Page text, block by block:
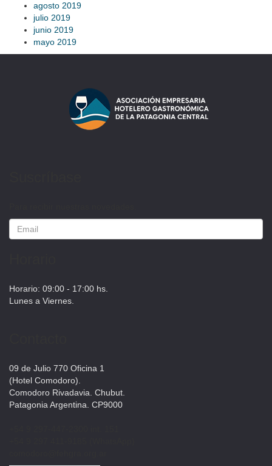
agosto 2019
julio 2019
junio 2019
mayo 2019
Horario: 09:00 - 17:00 hs.
Lunes a Viernes.
09 de Julio 770 Oficina 1
(Hotel Comodoro).
Comodoro Rivadavia. Chubut.
Patagonia Argentina. CP9000